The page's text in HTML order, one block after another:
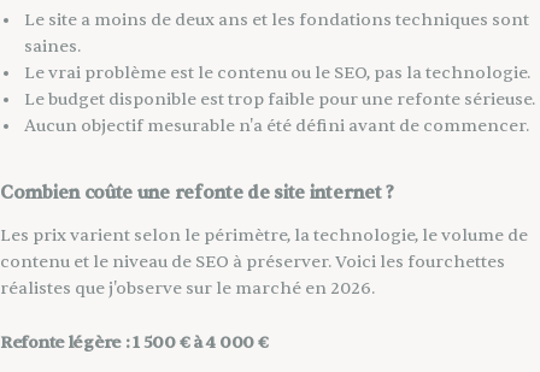
Le site a moins de deux ans et les fondations techniques sont
saines.
Le vrai problème est le contenu ou le SEO, pas la technologie.
Le budget disponible est trop faible pour une refonte sérieuse.
Aucun objectif mesurable n'a été défini avant de commencer.
Combien coûte une refonte de site internet ?
Les prix varient selon le périmètre, la technologie, le volume de
contenu et le niveau de SEO à préserver. Voici les fourchettes
réalistes que j'observe sur le marché en 2026.
Refonte légère : 1 500 € à 4 000 €